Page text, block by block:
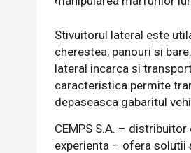
Stivuitorul lateral este
cherestea, panouri si
lateral incarca si
caracteristica permite
depaseasca gabaritul
CEMPS S.A. –
experienta – ofera solutii